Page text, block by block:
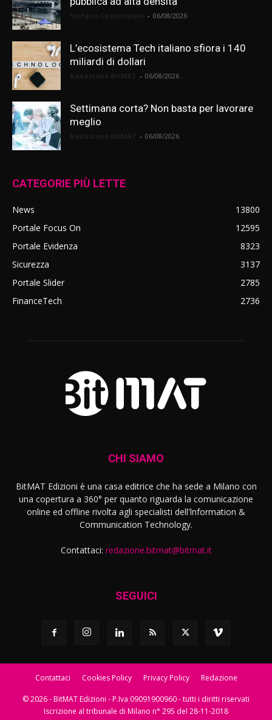
- 06/08/2026
L’ecosistema Tech italiano sfiora i 140
miliardi di dollari
- 06/08/2026
Settimana corta? Non basta per lavorare
meglio
- 06/08/2026
CATEGORIE PIÙ LETTE
News
13800
Portale Focus On
12595
Portale Evidenza
8323
Sicurezza
3137
Portale Slider
2785
FinanceTech
2736
CHI SIAMO
BitMAT Edizioni è una casa editrice che ha sede a Milano con
una copertura a 360° per quanto riguarda la comunicazione
online ed offline rivolta agli specialisti dell'lnformation &
Communication Technology.
Contattaci: redazione.bitmat@bitmat.it
SEGUICI
Contattaci Cookies Policy Privacy Policy Redazione
© 2026 - BitMAT Edizioni - P.Iva 09091900960 - tutti i diritti riservati
Iscrizione al tribunale di Milano n° 295 del 28-11-2018